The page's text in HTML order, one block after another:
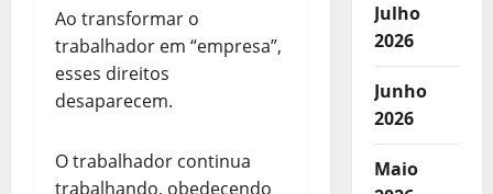
Ao transformar o
trabalhador em “empresa”,
esses direitos
desaparecem.
O trabalhador continua
trabalhando, obedecendo
Julho
2026
Junho
2026
Maio